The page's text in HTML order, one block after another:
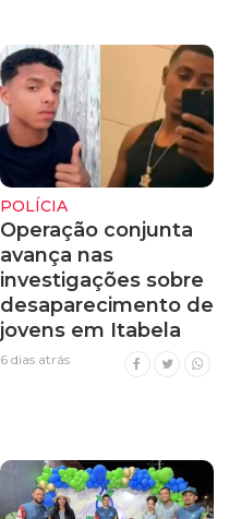
POLÍCIA
Operação conjunta
avança nas
investigações sobre
desaparecimento de
jovens em Itabela
6 dias atrás